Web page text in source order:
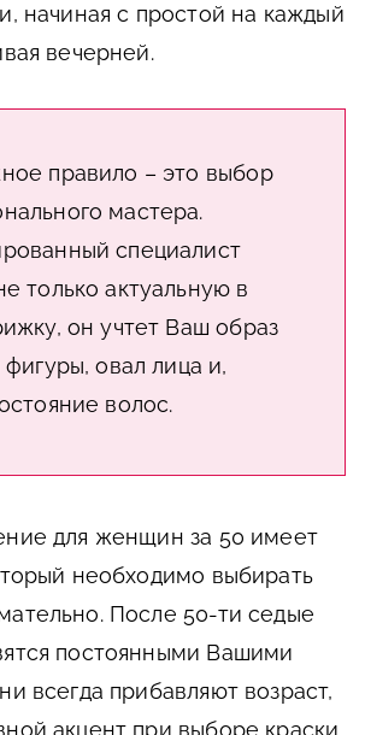
начиная с простой на каждый
вечерней.
правило – это выбор
мастера.
специалист
только актуальную в
он учтет Ваш образ
овал лица и,
волос.
для женщин за 50 имеет
необходимо выбирать
После 50-ти седые
постоянными Вашими
всегда прибавляют возраст,